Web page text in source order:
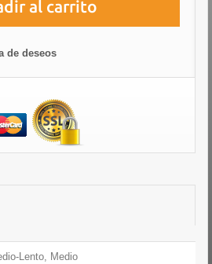
al carrito
de deseos
Lento, Medio